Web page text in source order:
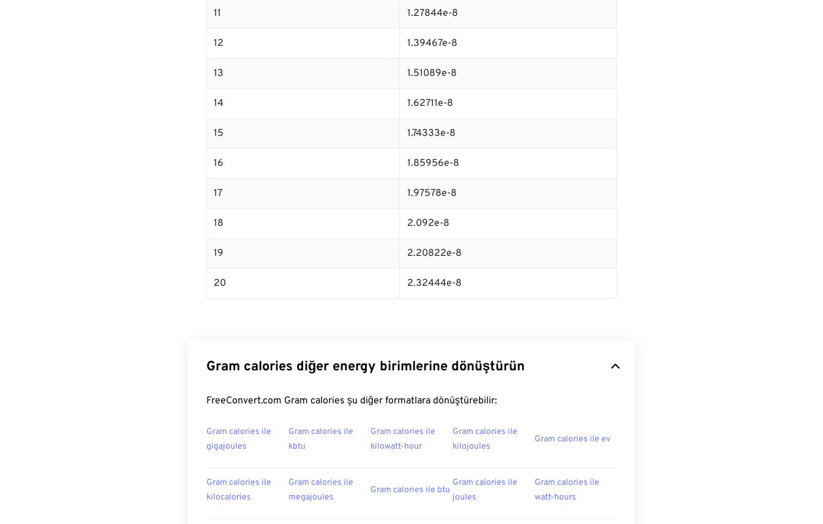
11 1.27844e-8
12 1.39467e-8
13 1.51089e-8
14 1.62711e-8
15 1.74333e-8
16 1.85956e-8
17 1.97578e-8
18 2.092e-8
19 2.20822e-8
20 2.32444e-8
Gram calories diğer energy birimlerine dönüştürün
FreeConvert.com Gram calories şu diğer formatlara dönüştürebilir:
Gram calories ile
gigajoules
Gram calories ile
kbtu
Gram calories ile
kilowatt-hour
Gram calories ile
kilojoules
Gram calories ile ev
Gram calories ile
kilocalories
Gram calories ile
megajoules
Gram calories ile btu
Gram calories ile
joules
Gram calories ile
watt-hours